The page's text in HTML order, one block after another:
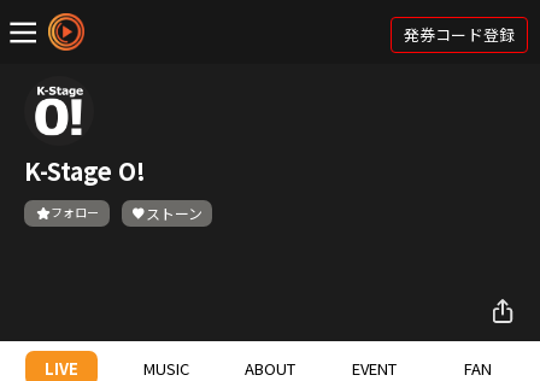
発券コード登録
K-Stage O!
フォロー ストーン
LIVE MUSIC ABOUT EVENT FAN